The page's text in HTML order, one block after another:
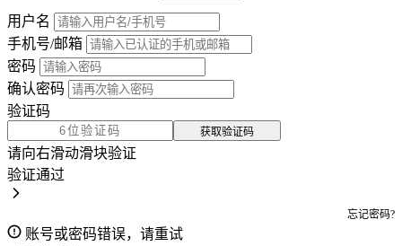
用户名
手机号/邮箱
密码
确认密码
验证码
获取验证码
请向右滑动滑块验证
验证通过
忘记密码?
账号或密码错误，请重试